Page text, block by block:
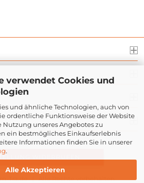
verwendet Cookies und
und ähnliche Technologien, auch von
ordentliche Funktionsweise der Website
unseres Angebotes zu
ein bestmögliches Einkaufserlebnis
Informationen finden Sie in unserer
.
Alle Akzeptieren
WIDERRUFEN
Tra.de| Alle Rechte vorbehalten